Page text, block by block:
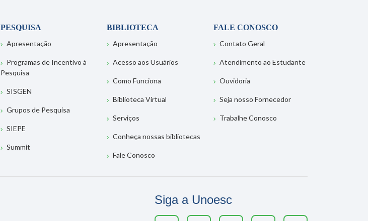
PESQUISA
Apresentação
Programas de Incentivo à
Pesquisa
SISGEN
Grupos de Pesquisa
SIEPE
Summit
BIBLIOTECA
Apresentação
Acesso aos Usuários
Como Funciona
Biblioteca Virtual
Serviços
Conheça nossas bibliotecas
Fale Conosco
FALE CONOSCO
Contato Geral
Atendimento ao Estudante
Ouvidoria
Seja nosso Fornecedor
Trabalhe Conosco
Siga a Unoesc